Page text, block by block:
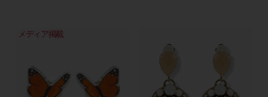
メディア掲載